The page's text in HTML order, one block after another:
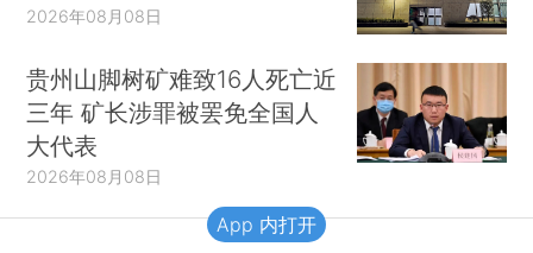
2026年08月08日
贵州山脚树矿难致16人死亡近
三年 矿长涉罪被罢免全国人
大代表
2026年08月08日
App 内打开